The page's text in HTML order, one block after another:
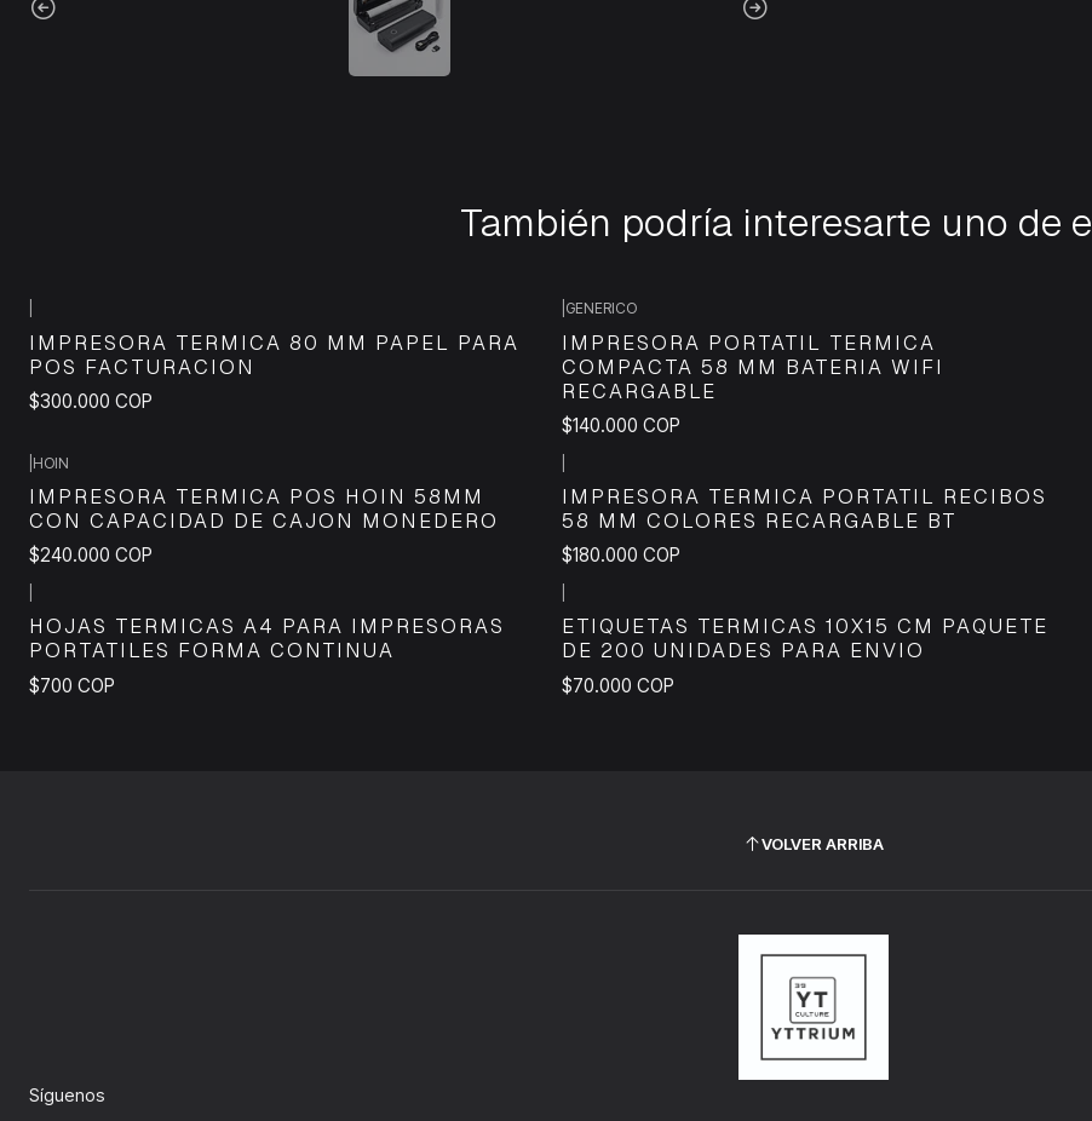
También podría interesarte uno de
IMPRESORA TERMICA 80 MM PAPEL PARA
POS FACTURACION
$300.000 COP
GENERICO
IMPRESORA PORTATIL TERMICA
COMPACTA 58 MM BATERIA WIFI
RECARGABLE
$140.000 COP
HOIN
IMPRESORA TERMICA POS HOIN 58MM
CON CAPACIDAD DE CAJON MONEDERO
$240.000 COP
IMPRESORA TERMICA PORTATIL RECIBOS
58 MM COLORES RECARGABLE BT
$180.000 COP
HOJAS TERMICAS A4 PARA IMPRESORAS
PORTATILES FORMA CONTINUA
$700 COP
ETIQUETAS TERMICAS 10X15 CM PAQUETE
DE 200 UNIDADES PARA ENVIO
$70.000 COP
VOLVER ARRIBA
Síguenos